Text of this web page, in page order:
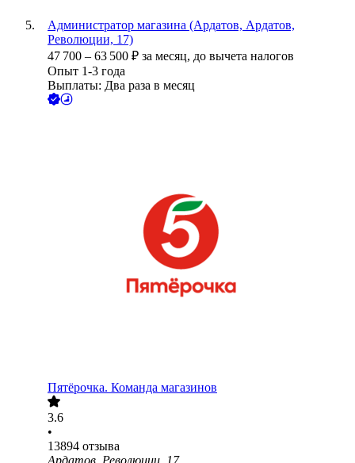
Администратор магазина (Ардатов, Ардатов,
Революции, 17)
47 700 – 63 500 ₽ за месяц, до вычета налогов
Опыт 1-3 года
Выплаты: Два раза в месяц
Пятёрочка. Команда магазинов
3.6
•
13894 отзыва